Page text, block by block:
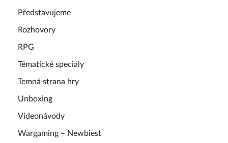
Představujeme
Rozhovory
RPG
Tématické speciály
Temná strana hry
Unboxing
Videonávody
Wargaming – Newbiest